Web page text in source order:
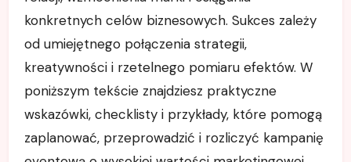
konkretnych celów biznesowych. Sukces zależy
od umiejętnego połączenia strategii,
kreatywności i rzetelnego pomiaru efektów. W
poniższym tekście znajdziesz praktyczne
wskazówki, checklisty i przykłady, które pomogą
zaplanować, przeprowadzić i rozliczyć kampanię